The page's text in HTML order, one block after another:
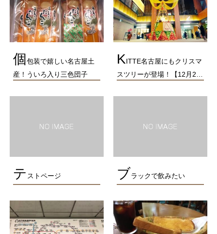
個 包装で嬉しい名古屋土
産！ういろ入り三色団子
KITTE名古屋にもクリスマ
スツリーが登場！【12月2…
テ ストページ ブラックで飲みたい